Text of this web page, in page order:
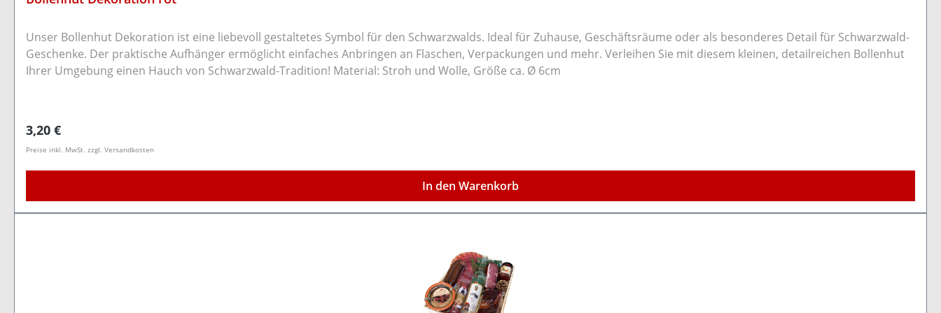
Unser Bollenhut Dekoration ist eine liebevoll gestaltetes Symbol für den Schwarzwalds. Ideal für Zuhause, Geschäftsräume oder als besonderes Detail für Schwarzwald-
Geschenke. Der praktische Aufhänger ermöglicht einfaches Anbringen an Flaschen, Verpackungen und mehr. Verleihen Sie mit diesem kleinen, detailreichen Bollenhut
Ihrer Umgebung einen Hauch von Schwarzwald-Tradition! Material: Stroh und Wolle, Größe ca. Ø 6cm
Regulärer Preis:
3,20 €
Preise inkl. MwSt. zzgl. Versandkosten
In den Warenkorb